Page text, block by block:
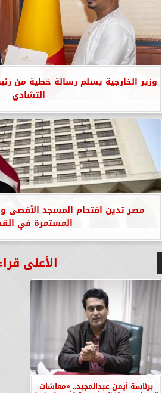
وزير الخارجية يسلم رسالة خطية من
التشادي
مصر تدين اقتحام المسجد الأقصى
المستمرة في
الأعلى
برئاسة أيمن عبدالمجيد.. «معاشات